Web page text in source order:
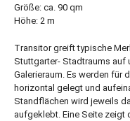
Größe: ca. 90 qm
Höhe: 2 m
Transitor greift typische
Stuttgarter- Stadtraums auf
Galerieraum. Es werden für
horizontal gelegt und
Standflächen wird jeweils
aufgeklebt. Eine Seite zeigt